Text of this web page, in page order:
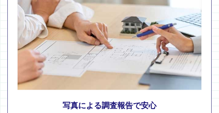
写真による調査報告で安心